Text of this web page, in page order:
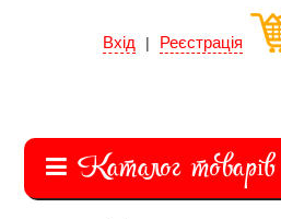
Вхід | Реєстрація
Каталог товарів